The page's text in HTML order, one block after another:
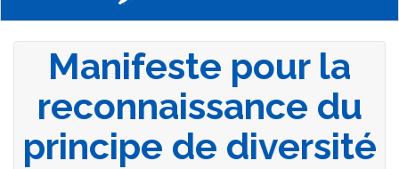
Manifeste pour la
reconnaissance du
principe de diversité